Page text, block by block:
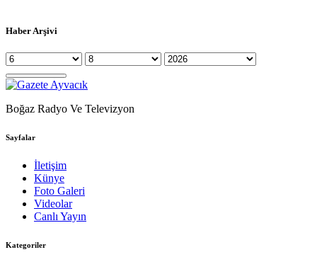
Haber Arşivi
Boğaz Radyo Ve Televizyon
Sayfalar
İletişim
Künye
Foto Galeri
Videolar
Canlı Yayın
Kategoriler